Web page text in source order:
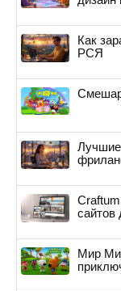
Как
РСЯ
Лучшие
сайтов
Мир